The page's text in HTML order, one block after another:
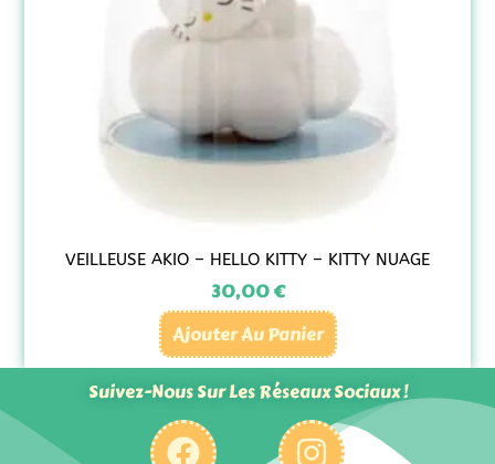
VEILLEUSE AKIO – HELLO KITTY – KITTY NUAGE
30,00€
Ajouter Au Panier
Suivez-Nous Sur Les Réseaux Sociaux !